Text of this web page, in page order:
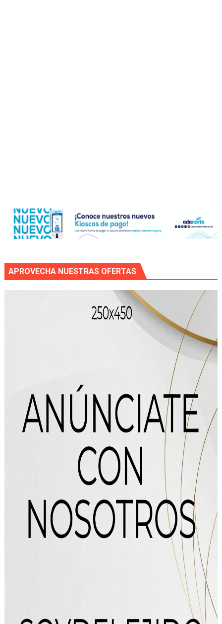
APROVECHA NUESTRAS OFERTAS